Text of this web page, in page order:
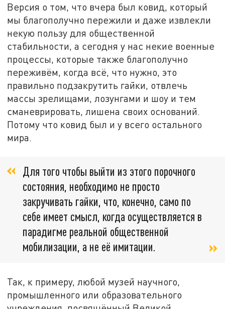
Версия о том, что вчера был ковид, который
мы благополучно пережили и даже извлекли
некую пользу для общественной
стабильности, а сегодня у нас некие военные
процессы, которые также благополучно
переживём, когда всё, что нужно, это
правильно подзакрутить гайки, отвлечь
массы зрелищами, лозунгами и шоу и тем
сманеврировать, лишена своих оснований.
Потому что ковид был и у всего остального
мира.
Для того чтобы выйти из этого порочного
состояния, необходимо не просто
закручивать гайки, что, конечно, само по
себе имеет смысл, когда осуществляется в
парадигме реальной общественной
мобилизации, а не её имитации.
Так, к примеру, любой музей научного,
промышленного или образовательного